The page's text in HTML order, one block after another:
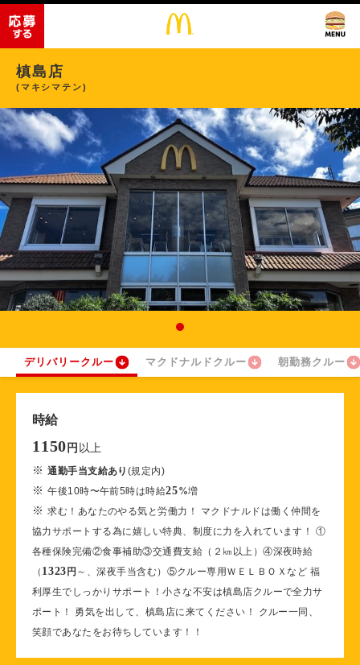
槙島店
(マキシマテン)
デリバリークルー マクドナルドクルー 朝勤務クルー
時給
1150 円 以上
※通勤手当支給あり (規定内)
※午後10時〜午前5時は時給25%増
※求む！あなたのやる気と労働力！ マクドナルドは働く仲間を
協力サポートする為に嬉しい特典、制度に力を入れています！ ①
各種保険完備②食事補助③交通費支給（２㎞以上）④深夜時給
（ 1323円 ～、深夜手当含む）⑤クルー専用ＷＥＬＢＯＸなど 福
利厚生でしっかりサポート！小さな不安は槙島店クルーで全力サ
ポート！ 勇気を出して、槙島店に来てください！ クルー一同、
笑顔であなたをお待ちしています！！